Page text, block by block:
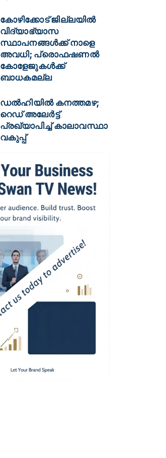
കോഴിക്കോട് ജില്ലയിൽ
വിദ്യാഭ്യാസ
സ്ഥാപനങ്ങൾക്ക് നാളെ
അവധി; പ്രൊഫഷണൽ
കോളേജുകൾക്ക്
ബാധകമല്ല
ഡല്‍ഹിയില്‍ കനത്തമഴ;
റെഡ് അലേര്‍ട്ട്
പ്രഖ്യാപിച്ച് കാലാവസ്ഥാ
വകുപ്പ്